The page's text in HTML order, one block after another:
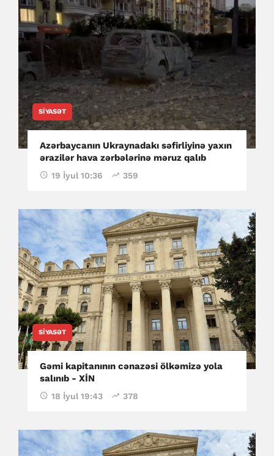
SIYASƏT
Azərbaycanın Ukraynadakı səfirliyinə yaxın
ərazilər hava zərbələrinə məruz qalıb
19 İyul 10:36 359
SIYASƏT
Gəmi kapitanının cənazəsi ölkəmizə yola
salınıb - XİN
18 İyul 19:43 378